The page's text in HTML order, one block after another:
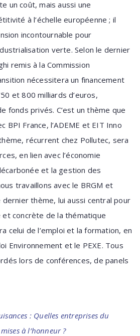
un coût, mais aussi une
à l’échelle européenne ; il
incontournable pour
verte. Selon le dernier
remis à la Commission
nécessitera un financement
et 800 milliards d’euros,
fonds privés. C’est un thème que
BPI France, l’ADEME et EIT Inno
récurrent chez Pollutec, sera
en lien avec l’économie
et la gestion des
travaillons avec le BRGM et
dernier thème, lui aussi central pour
et concrète de la thématique
celui de l’emploi et la formation, en
Environnement et le PEXE. Tous
lors de conférences, de panels
: Quelles entreprises du
à l’honneur ?